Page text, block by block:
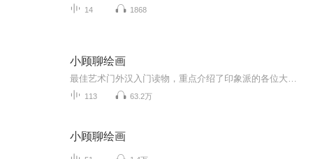
14 1868
小顾聊绘画
113 63.2万
小顾聊绘画